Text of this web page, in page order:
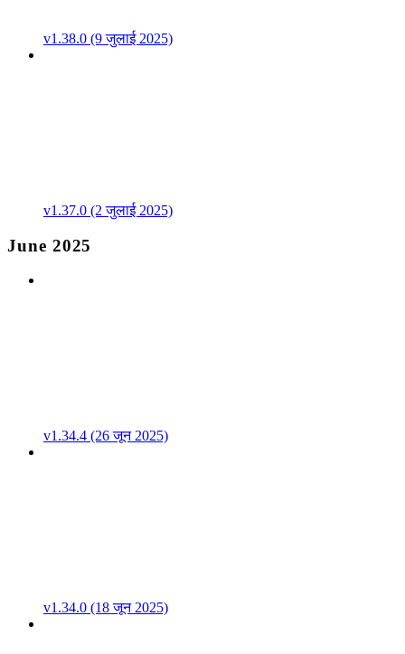
v1.38.0 (9 जुलाई 2025)
v1.37.0 (2 जुलाई 2025)
June 2025
v1.34.4 (26 जून 2025)
v1.34.0 (18 जून 2025)